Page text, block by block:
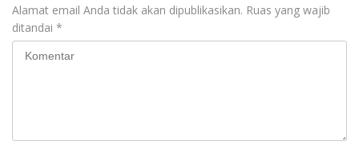
Alamat email Anda tidak akan dipublikasikan. Ruas yang wajib
ditandai *